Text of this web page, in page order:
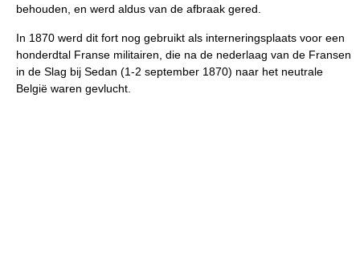
behouden, en werd aldus van de afbraak gered.
In 1870 werd dit fort nog gebruikt als interneringsplaats voor een
honderdtal Franse militairen, die na de nederlaag van de Fransen
in de Slag bij Sedan (1-2 september 1870) naar het neutrale
België waren gevlucht.